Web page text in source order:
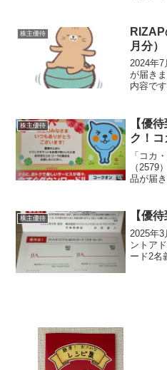
ゴール
い物の
株主優待
月分）
2024年
が届き
内容で
トから
株以上
株主優待
【優
ク！
「コカ
（2579
品が届
が、案
を読み
株主優待 【優
2025年
ントア
ード2名